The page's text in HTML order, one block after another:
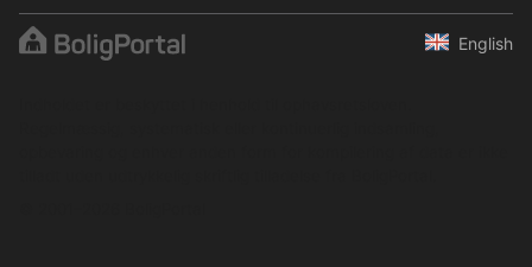
English